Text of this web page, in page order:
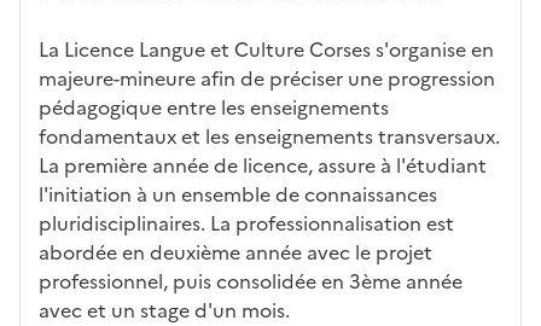
act
éris
tiq
ues
ssemen
t
ali
té
s
d
e
c
a
n
di
d
ac
cè
s à
la
fo
rm
ati
on
dé
bo
uch
és
l'ét
abl
em
ent
La Licence Langue et Culture Corses s'organise en
majeure-mineure afin de préciser une progression
pédagogique entre les enseignements
fondamentaux et les enseignements transversaux.
La première année de licence, assure à l'étudiant
l'initiation à un ensemble de connaissances
pluridisciplinaires. La professionnalisation est
abordée en deuxième année avec le projet
professionnel, puis consolidée en 3ème année
avec et un stage d'un mois.